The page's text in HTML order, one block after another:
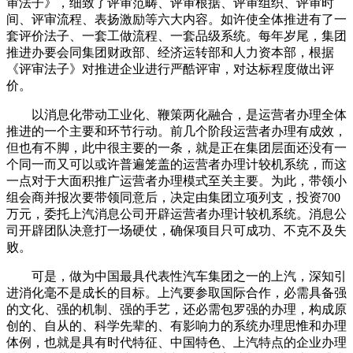
间、评审流程、表扬激励等六大内容。如许使全体推进有了一
套评价法子、一套工做流程、一套品级系统。每年岁尾，集团
推进办要会同集团财政部、经济运转部和人力资本部，根据
《评审法子》对推进企业进行严酷评审，对达标程度做出评
价。
以消息化带动工业化、鞭策两化融合，是运营者办理全体
推进的一个主要和环节行动。前几个阶段运营者办理有成效，
但也有不脚，此中很主要的一条，就是正在集团层面还没有一
个同一而又可以或许普遍笼盖的运营者办理计较机系统，而这
一点对于大面积推广运营者办理模式至关主要。为此，带领小
组会商并报次要带领同意后，决定由集团立项列支，投资700
万元，委托上汽消息公司开辟运营者办理计较机系统。消息公
司开辟团队决意打一场硬仗，确保项目只可成功、不克不及失
败。
可是，做为中国最具代表性汽车集团之一的上汽，深知引
进消化毫不是成长的目标。上汽要参取国际合作，必需具备强
的文化、强的机制、强的手艺，还必需包罗强的办理，构成原
创的、自从的、科学先辈的、有影响力的系统办理思惟和办理
体例，也就是具有时代特征、中国特色、上汽特点的企业办理